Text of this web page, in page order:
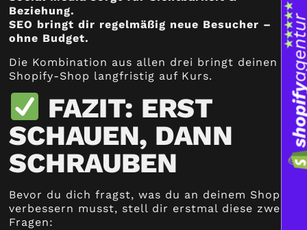
Beziehung.
SEO bringt dir regelmäßig neue Besucher –
ohne Budget.
Die Kombination aus allen drei bringt deinen
Shopify-Shop langfristig auf Kurs.
FAZIT: ERST
SCHAUEN, DANN
SCHRAUBEN
Bevor du dich fragst, was du an deinem Shop
verbessern musst, stell dir erstmal diese zwei
Fragen: